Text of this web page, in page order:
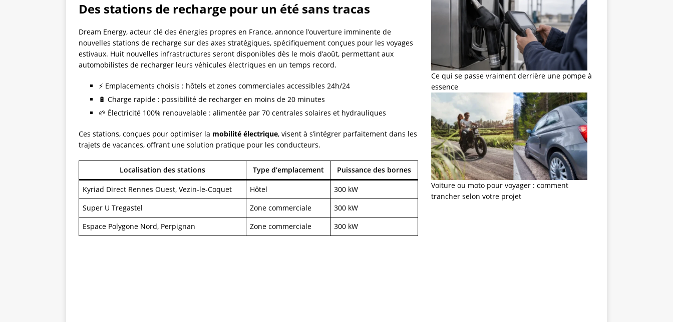
Des stations de recharge pour un été sans tracas
Dream Energy, acteur clé des énergies propres en France, annonce l’ouverture imminente de
nouvelles stations de recharge sur des axes stratégiques, spécifiquement conçues pour les voyages
estivaux. Huit nouvelles infrastructures seront disponibles dès le mois d’août, permettant aux
automobilistes de recharger leurs véhicules électriques en un temps record.
⚡ Emplacements choisis : hôtels et zones commerciales accessibles 24h/24
🔋 Charge rapide : possibilité de recharger en moins de 20 minutes
🌱 Électricité 100% renouvelable : alimentée par 70 centrales solaires et hydrauliques
Ces stations, conçues pour optimiser la mobilité électrique, visent à s’intégrer parfaitement dans les
trajets de vacances, offrant une solution pratique pour les conducteurs.
Localisation des stations Type d’emplacement Puissance des bornes
Kyriad Direct Rennes Ouest, Vezin-le-Coquet Hôtel
300 kW
Super U Tregastel
Zone commerciale
300 kW
Espace Polygone Nord, Perpignan
Zone commerciale 300 kW
Ce qui se passe vraiment derrière une pompe à
essence
Voiture ou moto pour voyager : comment
trancher selon votre projet